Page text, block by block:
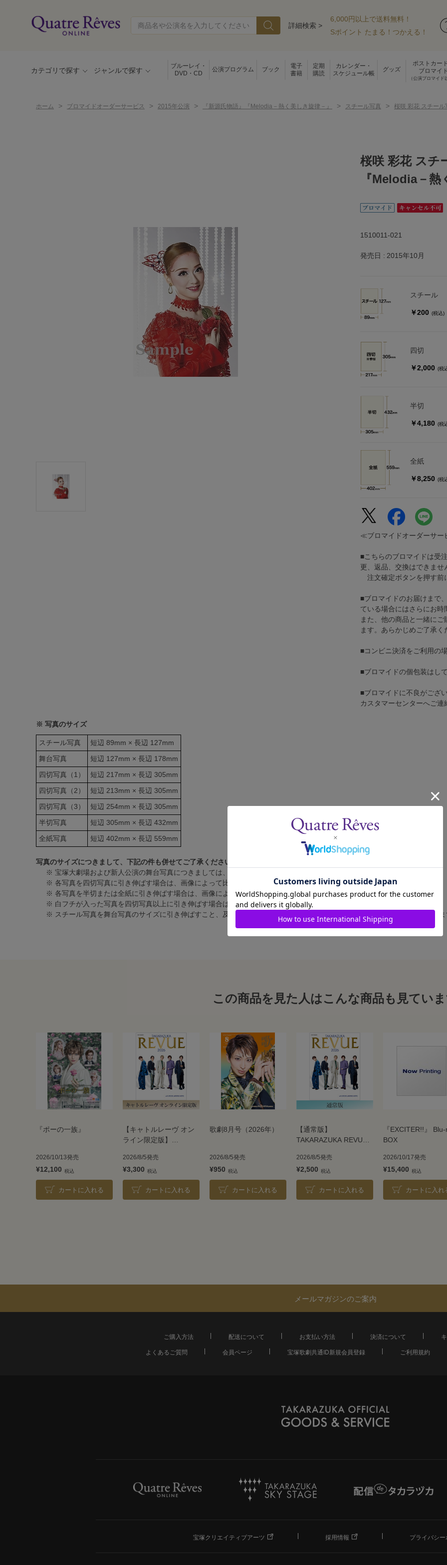
詳細検索 >
6,000円以上で送料無料！
Sポイント たまる！つかえる！
カテゴリで探す ジャンルで探す
ブルーレイ・
DVD・CD
公演プログラム ブック
電子
書籍
定期
購読
カレンダー・
スケジュール帳
グッズ
ポストカー
ブロマイ
（公演ブロマイド
ホーム > ブロマイドオーダーサービス > 2015年公演 > 『新源氏物語』『Melodia－熱く美しき旋律－』 > スチール写真 > 桜咲 彩花 スチー
※ 写真のサイズ
スチール写真
短辺 89mm × 長辺 127mm
舞台写真
短辺 127mm × 長辺 178mm
四切写真（1）
短辺 217mm × 長辺 305mm
四切写真（2）
短辺 213mm × 長辺 305mm
四切写真（3）
短辺 254mm × 長辺 305mm
半切写真
短辺 305mm × 長辺 432mm
全紙写真
短辺 402mm × 長辺 559mm
写真のサイズにつきまして、下記の件も併せてご了承ください。
※ 宝塚大劇場および新人公演の舞台写真につきましては、4辺に白フチが入ります。
※ 各写真を四切写真に引き伸ばす場合は、画像によって比率の都合上、（1）～（3）の何れかのサイズになります。
※ 各写真を半切または全紙に引き伸ばす場合は、画像によって比率が異なりますが、上記のサイズに統一しております。
※ 白フチが入った写真を四切写真以上に引き伸ばす場合は、白フチ無しの写真となります。
※ スチール写真を舞台写真のサイズに引き伸ばすこと、及び舞台写真をスチール写真のサイズに縮小することは、いたしかね
桜咲 彩花 スチ
『Melodia－
1510011-021
発売日 2015年10月
スチール
￥200 (税込)
四切
￥2,000 (税
半切
￥4,180 (税
全紙
￥8,250 (税
≪ブロマイドオーダーサ
■こちらのブロマイドは受
更、返品、交換はできませ
注文確定ボタンを押す前
■ブロマイドのお届けまで
ている場合にはさらにお時
また、他の商品と一緒に
ます。あらかじめご了承く
■コンビニ決済をご利用の
■ブロマイドの個包装はし
■ブロマイドに不良がござ
カスタマーセンターへご連
この商品を見た人はこんな商品も見てい
『ポーの一族』
2026/10/13発売
¥12,100
カートに入れる
【キャトルレーヴ オン
ライン限定版】
2026
2026/8/5発売
¥3,300
カートに入れる
歌劇8月号（2026年）
2026/8/5発売
¥950
カートに入れる
【通常版】
TAKARAZUKA REVUE
2026/8/5発売
¥2,500
カートに入れる
『EXCITER!!』
BOX
2026/10/17発売
¥15,400
カートに入れ
メールマガジンのご案内
ご購入方法 配送について お支払い方法 決済について
よくあるご質問
会員ページ 宝塚歌劇共通ID新規会員登録 ご利用規約
宝塚クリエイティブアーツ 採用情報 プライバシ